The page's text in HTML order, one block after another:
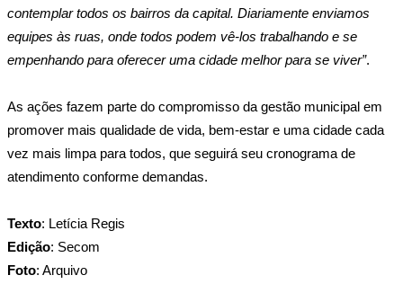
contemplar todos os bairros da capital. Diariamente enviamos
equipes às ruas, onde todos podem vê-los trabalhando e se
empenhando para oferecer uma cidade melhor para se viver”.
As ações fazem parte do compromisso da gestão municipal em
promover mais qualidade de vida, bem-estar e uma cidade cada
vez mais limpa para todos, que seguirá seu cronograma de
atendimento conforme demandas.
Texto: Letícia Regis
Edição: Secom
Foto: Arquivo